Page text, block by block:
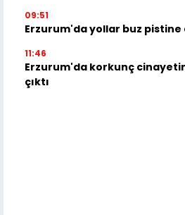
09:51
Erzurum'da yollar buz pistine
11:46
Erzurum'da korkunç
çıktı